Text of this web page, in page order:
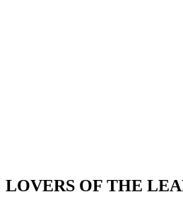
LOVERS OF THE